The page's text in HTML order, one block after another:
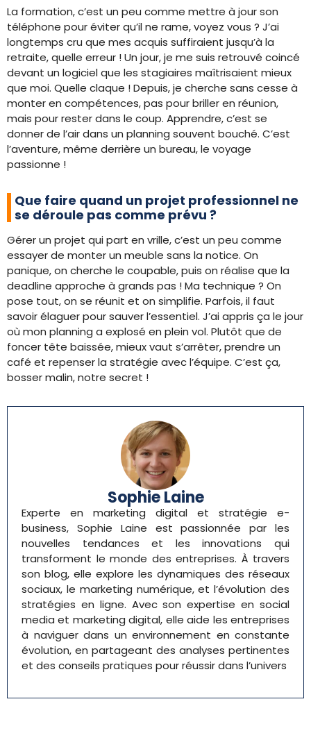
La formation, c’est un peu comme mettre à jour son
téléphone pour éviter qu’il ne rame, voyez vous ? J’ai
longtemps cru que mes acquis suffiraient jusqu’à la
retraite, quelle erreur ! Un jour, je me suis retrouvé coincé
devant un logiciel que les stagiaires maîtrisaient mieux
que moi. Quelle claque ! Depuis, je cherche sans cesse à
monter en compétences, pas pour briller en réunion,
mais pour rester dans le coup. Apprendre, c’est se
donner de l’air dans un planning souvent bouché. C’est
l’aventure, même derrière un bureau, le voyage
passionne !
Que faire quand un projet professionnel ne
se déroule pas comme prévu ?
Gérer un projet qui part en vrille, c’est un peu comme
essayer de monter un meuble sans la notice. On
panique, on cherche le coupable, puis on réalise que la
deadline approche à grands pas ! Ma technique ? On
pose tout, on se réunit et on simplifie. Parfois, il faut
savoir élaguer pour sauver l’essentiel. J’ai appris ça le jour
où mon planning a explosé en plein vol. Plutôt que de
foncer tête baissée, mieux vaut s’arrêter, prendre un
café et repenser la stratégie avec l’équipe. C’est ça,
bosser malin, notre secret !
Sophie Laine
Experte en marketing digital et stratégie e-
business, Sophie Laine est passionnée par les
nouvelles tendances et les innovations qui
transforment le monde des entreprises. À travers
son blog, elle explore les dynamiques des réseaux
sociaux, le marketing numérique, et l’évolution des
stratégies en ligne. Avec son expertise en social
media et marketing digital, elle aide les entreprises
à naviguer dans un environnement en constante
évolution, en partageant des analyses pertinentes
et des conseils pratiques pour réussir dans l’univers